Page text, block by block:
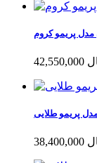
مدل پریمو کروم
ریال
پریمو طلایی
ریال